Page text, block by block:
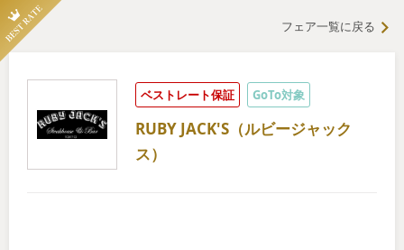
フェア一覧に戻る
ベストレート保証 GoTo対象
RUBY JACK'S（ルビージャック
ス）